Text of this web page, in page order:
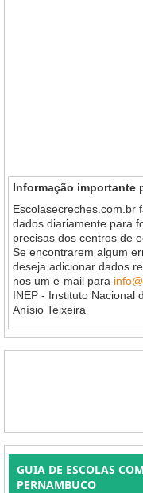
Informação importante
Escolasecreches.com.br
dados diariamente para
precisas dos centros de
Se encontrarem algum
deseja adicionar dados
nos um e-mail para
INEP - Instituto Nacional
Anísio Teixeira
GUIA DE ESCOLAS
PERNAMBUCO